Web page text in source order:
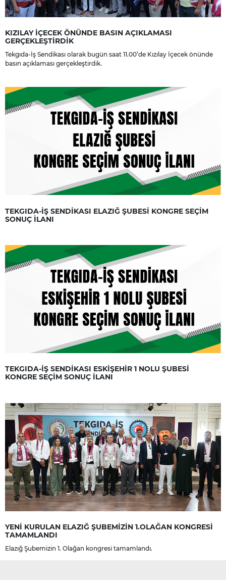
KIZILAY İÇECEK ÖNÜNDE BASIN AÇIKLAMASI
GERÇEKLEŞTİRDİK
Tekgıda-İş Sendikası olarak bugün saat 11.00’de Kızılay İçecek önünde
basın açıklaması gerçekleştirdik.
TEKGIDA-İŞ SENDİKASI ELAZIĞ ŞUBESİ KONGRE SEÇİM
SONUÇ İLANI
TEKGIDA-İŞ SENDİKASI ESKİŞEHİR 1 NOLU ŞUBESİ
KONGRE SEÇİM SONUÇ İLANI
YENİ KURULAN ELAZIĞ ŞUBEMİZİN 1.OLAĞAN KONGRESİ
TAMAMLANDI
Elazığ Şubemizin 1. Olağan kongresi tamamlandı.